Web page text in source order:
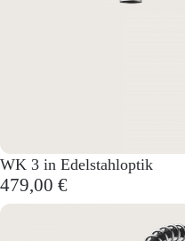
WK 3 in Edelstahloptik
479,00 €